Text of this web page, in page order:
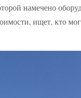
намечено
ищет, кто